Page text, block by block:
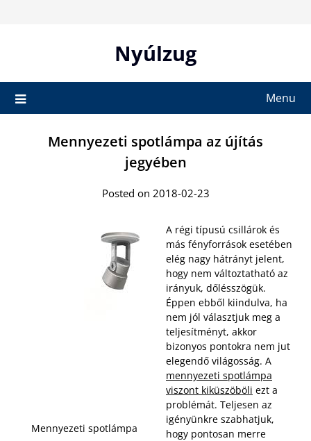
Nyúlzug
Menu
Mennyezeti spotlámpa az újítás
jegyében
Posted on 2018-02-23
Mennyezeti spotlámpa
A régi típusú csillárok és
más fényforrások esetében
elég nagy hátrányt jelent,
hogy nem változtatható az
irányuk, dőlésszögük.
Éppen ebből kiindulva, ha
nem jól választjuk meg a
teljesítményt, akkor
bizonyos pontokra nem jut
elegendő világosság. A
mennyezeti spotlámpa
viszont kiküszöböli ezt a
problémát. Teljesen az
igényünkre szabhatjuk,
hogy pontosan merre